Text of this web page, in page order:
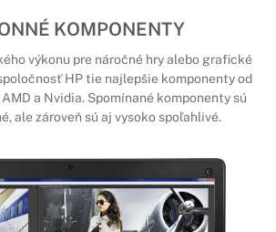
KOMPONENTY
výkonu pre náročné hry alebo grafické
HP tie najlepšie komponenty od
a Nvidia. Spomínané komponenty sú
ale zároveň sú aj vysoko spoľahlivé.